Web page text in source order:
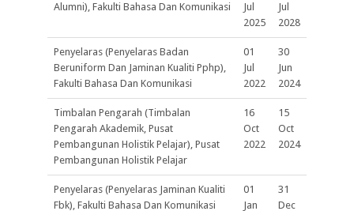
Alumni), Fakulti Bahasa Dan Komunikasi
Jul
2025
Jul
2028
Penyelaras (Penyelaras Badan
Beruniform Dan Jaminan Kualiti Pphp),
Fakulti Bahasa Dan Komunikasi
01
Jul
2022
30
Jun
2024
Timbalan Pengarah (Timbalan
Pengarah Akademik, Pusat
Pembangunan Holistik Pelajar), Pusat
Pembangunan Holistik Pelajar
16
Oct
2022
15
Oct
2024
Penyelaras (Penyelaras Jaminan Kualiti
Fbk), Fakulti Bahasa Dan Komunikasi
01
Jan
31
Dec